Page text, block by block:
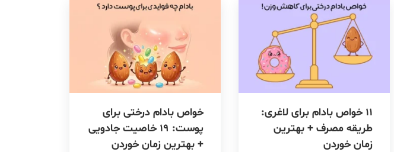
که در طبیعت وجود دارند […]
زعفران برای رقیق […]
11 خواص بادام برای لاغری:
طریقه مصرف + بهترین
زمان خوردن
خواص بادام درختی برای
پوست: 19 خاصیت جادویی
+ بهترین زمان خوردن